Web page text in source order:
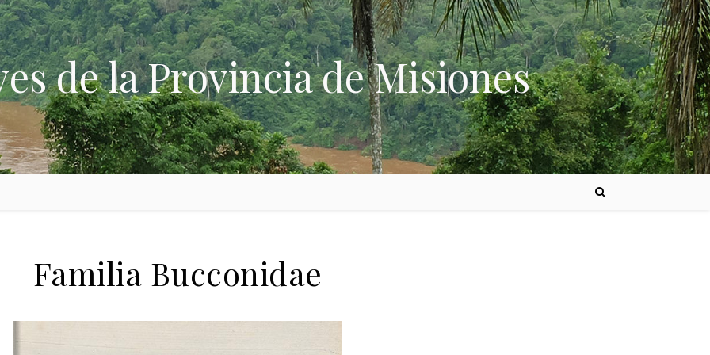
de la Provincia de Misiones
Familia Bucconidae